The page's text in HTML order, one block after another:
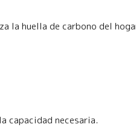
la huella de carbono del
capacidad necesaria.